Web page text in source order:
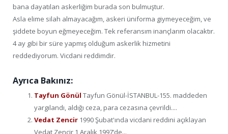
bana dayatılan askerliğim burada son bulmuştur.
Asla elime silah almayacağım, askeri üniforma giymeyeceğim, ve
şiddete boyun eğmeyeceğim. Tek referansım inançlarım olacaktır.
4 ay gibi bir süre yapmış olduğum askerlik hizmetini
reddediyorum. Vicdani reddimdir.
Ayrıca Bakınız:
Tayfun Gönül Tayfun Gönül-İSTANBUL-155. maddeden
yargılandı, aldığı ceza, para cezasına çevrildi....
Vedat Zencir 1990 Şubat'ında vicdani reddini açıklayan
Vedat Zencir 1 Aralık 1997’de...